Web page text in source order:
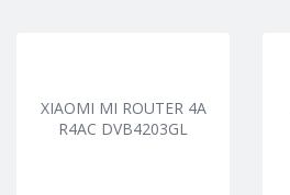
XIAOMI MI ROUTER 4A
R4AC DVB4203GL